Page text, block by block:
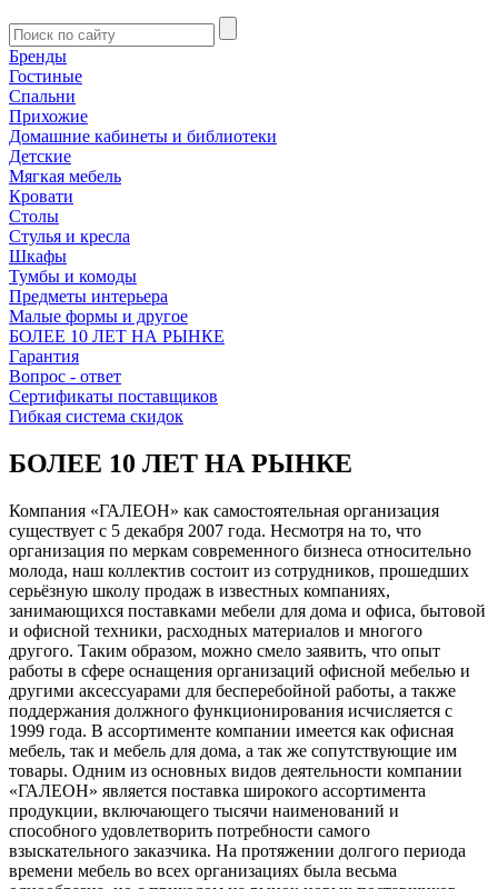
Бренды
Гостиные
Спальни
Прихожие
Домашние кабинеты и библиотеки
Детские
Мягкая мебель
Кровати
Столы
Стулья и кресла
Шкафы
Тумбы и комоды
Предметы интерьера
Малые формы и другое
БОЛЕЕ 10 ЛЕТ НА РЫНКЕ
Гарантия
Вопрос - ответ
Сертификаты поставщиков
Гибкая система скидок
БОЛЕЕ 10 ЛЕТ НА РЫНКЕ
Компания «ГАЛЕОН» как самостоятельная организация
существует с 5 декабря 2007 года. Несмотря на то, что
организация по меркам современного бизнеса относительно
молода, наш коллектив состоит из сотрудников, прошедших
серьёзную школу продаж в известных компаниях,
занимающихся поставками мебели для дома и офиса, бытовой
и офисной техники, расходных материалов и многого
другого. Таким образом, можно смело заявить, что опыт
работы в сфере оснащения организаций офисной мебелью и
другими аксессуарами для бесперебойной работы, а также
поддержания должного функционирования исчисляется с
1999 года. В ассортименте компании имеется как офисная
мебель, так и мебель для дома, а так же сопутствующие им
товары. Одним из основных видов деятельности компании
«ГАЛЕОН» является поставка широкого ассортимента
продукции, включающего тысячи наименований и
способного удовлетворить потребности самого
взыскательного заказчика. На протяжении долгого периода
времени мебель во всех организациях была весьма